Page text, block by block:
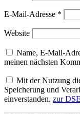
E-Mail-Adresse *
Website
Name, E-Mail-
meinen nächsten
Mit der Nutzung
Speicherung und
einverstanden. zur